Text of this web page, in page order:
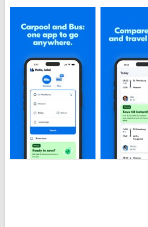
БлаБлаКар – это не коммерческий
скорее сообщество попутчиков,
приятную компанию и готовы
собой затраты на топливо для
поездки для всех одна, водитель
завышать, устанавливая
безопасности, водитель может
информацию о пассажирах. После
рекомендуется оставлять отзывы
так и пассажирах. Это делается
следующий раз имели
водитель или попутчик, что надо
поездки.